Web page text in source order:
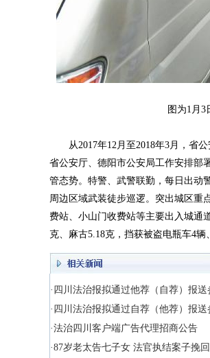
图为1月3日
从2017年12月至2018年3月，省公
省公安厅、德阳市公安局工作安排部
管态势。特警、武警联勤，每日出动
周边区域武装徒步巡逻。突出城区重
费站、小山门收费站等主要出入城通
克、麻古5.18克，挡获被盗电瓶车4
·四川法治报拟通过他荐（自荐）报
·四川法治报拟通过自荐（他荐）报
·法治四川客户端广告代理招商公告
·87岁老太告七子女 法官执结案子挽